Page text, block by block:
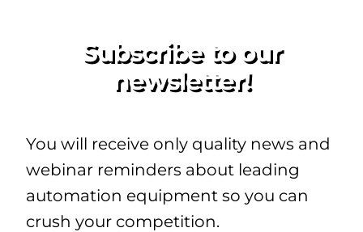
Subscribe to our
newsletter!
You will receive only quality news and
webinar reminders about leading
automation equipment so you can
crush your competition.